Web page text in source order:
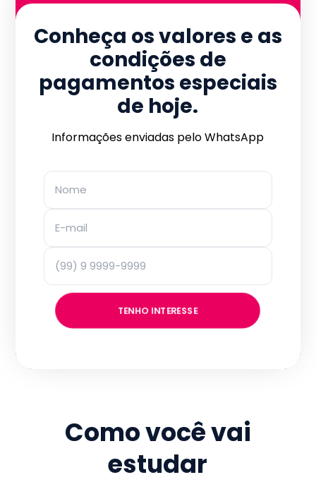
Conheça os valores e as
condições de
pagamentos especiais
de hoje.
Informações enviadas pelo WhatsApp
TENHO INTERESSE
Como você vai
estudar